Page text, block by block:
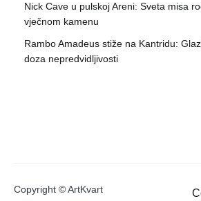
Nick Cave u pulskoj Areni: Sveta misa
vječnom kamenu
Rambo Amadeus stiže na Kantridu:
doza nepredvidljivosti
Copyright © ArtKvart